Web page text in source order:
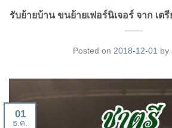
รับย้ายบ้าน ขนย้ายเฟอร์นิเจอร์ จาก เ
Posted on 2018-12-01 by
01
ธ.ค.